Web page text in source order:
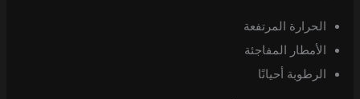
الحرارة المرتفعة
الأمطار المفاجئة
الرطوبة أحيانًا